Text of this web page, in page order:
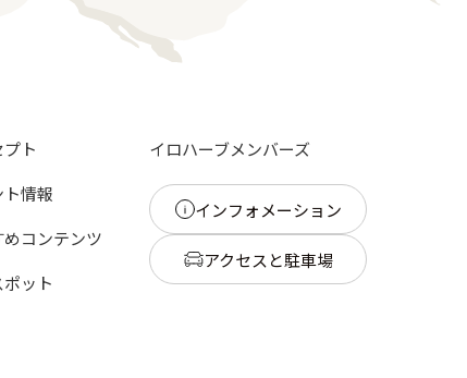
ト
情報
めコンテンツ
ット
イロハーブメンバーズ
インフォメーション
アクセスと駐車場